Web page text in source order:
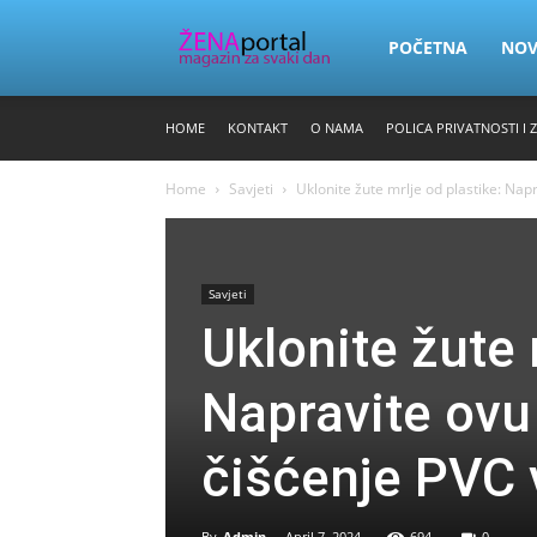
Zena
POČETNA
HOME KONTAKT O NAMA POLICA PRIVATNOSTI I
Home Savjeti Uklonite žute mrlje od plastike:
Savjeti
Uklonite žute
Napravite
čišćenje